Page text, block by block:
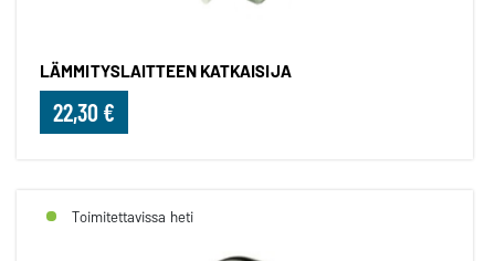
LÄMMITYSLAITTEEN KATKAISIJA
22,30 €
Toimitettavissa heti